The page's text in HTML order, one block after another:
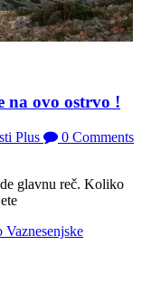
na ovo ostrvo !
Plus
0 Comments
glavnu reč. Koliko